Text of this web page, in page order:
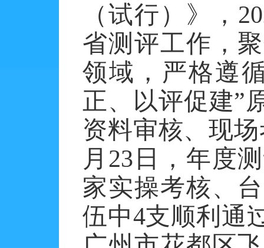
（试行）》，
省测评工作，
领域，严格遵
正、以评促建”
资料审核、现
月 23 日，年度
家实操考核、
伍中4支顺利通